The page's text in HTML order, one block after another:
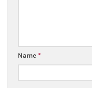
Name *